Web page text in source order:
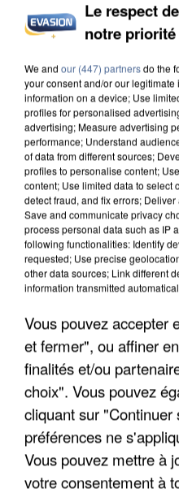
INCENDIES : L’ÎLE-DE-
DE SOLIDARITÉ AVEC
APRÈS TOUTES CES
DE FAUNE SAUVAGE
Le respect
notre priorité
We and our (447) partnersdo the
your consent and/or our
information on a device; Use
profiles for personalised
advertising; Measure advertising
performance; Understand
of data from different sources;
profiles to personalise content;
content; Use limited data to select
detect fraud, and fix errors;
Save and communicate privacy
process personal data such as IP
following functionalities: Identify
requested; Use precise
other data sources; Link different
information transmitted
Vous pouvez accepter
et fermer", ou affiner
finalités et/ou
choix". Vous pouvez
cliquant sur "Continuer
préférences ne
Vous pouvez mettre à
votre consentement à